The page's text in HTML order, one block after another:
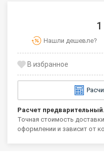
Нашли дешевле?
Расчет предварительный.
Точная стоимость
оформлении и зависит от